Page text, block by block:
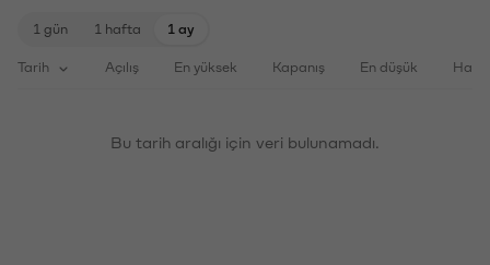
1 gün 1 hafta 1 ay
Tarih Açılış En yüksek Kapanış En düşük
Bu tarih aralığı için veri bulunamadı.